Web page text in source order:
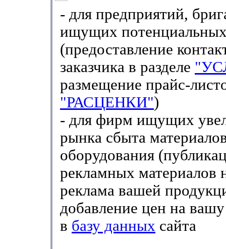
- для предприятий,
ищущих потенциальных
(предоставление
заказчика в разделе
размещение прайс-
"РАСЦЕНКИ")
- для фирм ищущих
рынка сбыта
оборудования
рекламных материалов
реклама вашей
добавление цен на
в базу данных сайта